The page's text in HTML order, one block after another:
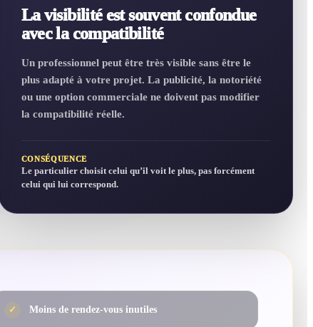
La visibilité est souvent confondue
avec la compatibilité
Un professionnel peut être très visible sans être le
plus adapté à votre projet. La publicité, la notoriété
ou une option commerciale ne doivent pas modifier
la compatibilité réelle.
CONSÉQUENCE
Le particulier choisit celui qu’il voit le plus, pas forcément
celui qui lui correspond.
✓ Moins de rendez-vous inutiles